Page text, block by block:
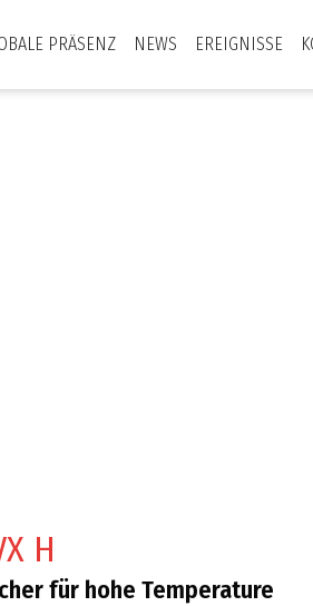
PRÄSENZ NEWS EREIGNISSE
H
für hohe Temperature